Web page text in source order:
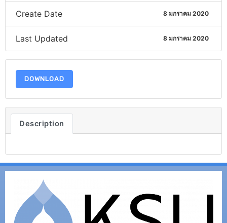
Create Date 8 มกราคม 2020
Last Updated 8 มกราคม 2020
DOWNLOAD
Description